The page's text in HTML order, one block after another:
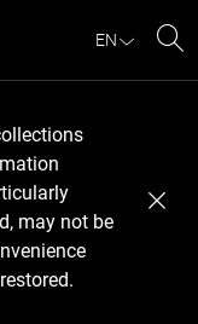
EN
may not be